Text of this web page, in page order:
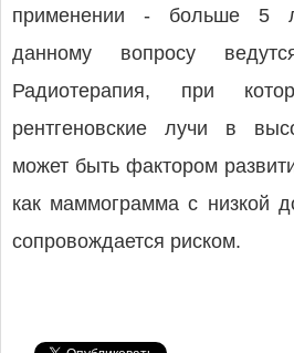
применении - больше 5
данному вопросу
Радиотерапия, при
рентгеновские лучи в
может быть фактором
как маммограмма с низкой
сопровождается риском.